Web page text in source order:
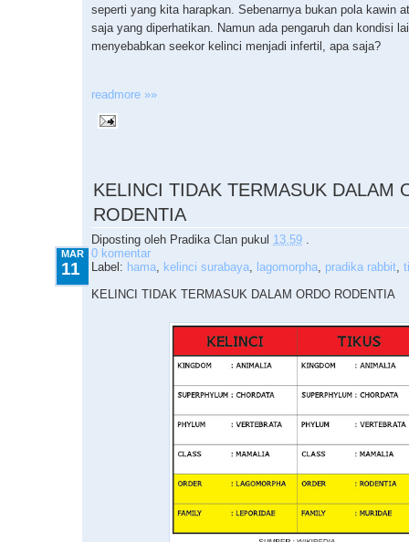
seperti yang kita harapkan. Sebenarnya bukan pola kawin
saja yang diperhatikan. Namun ada pengaruh dan kondisi
menyebabkan seekor kelinci menjadi infertil, apa saja?
readmore »»
KELINCI TIDAK TERMASUK DALAM
RODENTIA
Diposting oleh Pradika Clan pukul 13.59
MAR
11
0 komentar
Label: hama kelinci surabaya lagomorpha pradika rabbit
KELINCI TIDAK TERMASUK DALAM ORDO RODENTIA